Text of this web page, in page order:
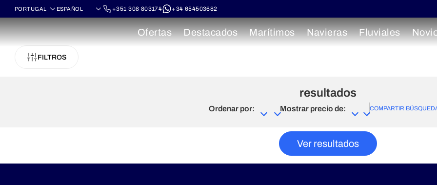
+351 308 803174 +34 654503682
Ofertas Destacados Marítimos Navieras Fluviales
FILTROS
resultados
Ordenar por: Mostrar precio de: COMPARTIR
Ver resultados